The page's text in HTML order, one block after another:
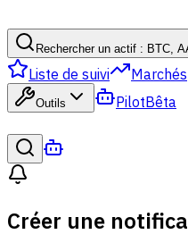
Rechercher un actif : BTC,
Liste de suivi Marchés
Outils PilotBêta
Créer une